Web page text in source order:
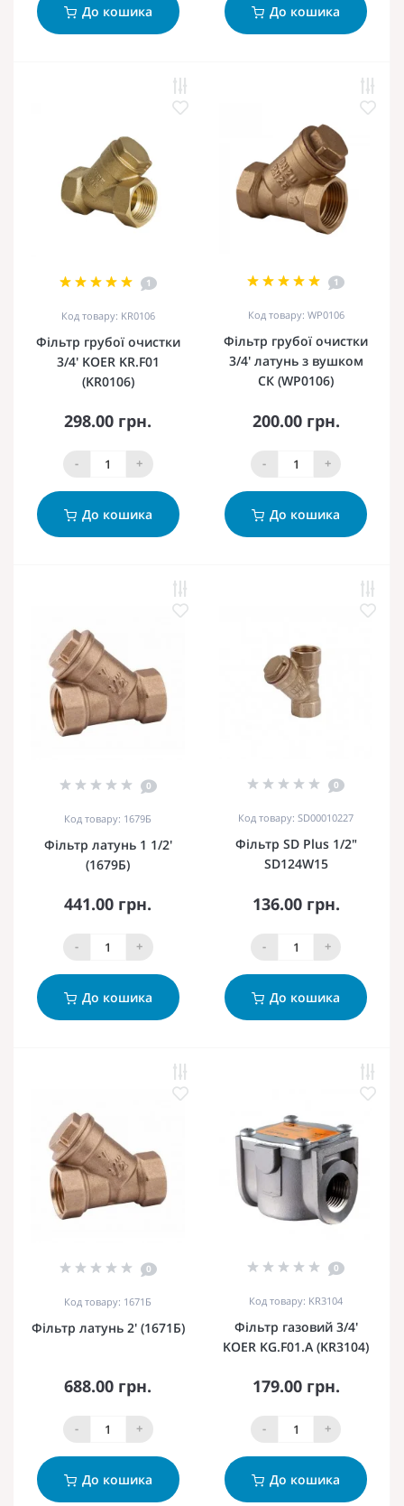
До кошика До кошика
1
Код товару: KR0106
Фільтр грубої очистки
3/4' KOER KR.F01
(KR0106)
298.00 грн.
- +
До кошика
1
Код товару: WP0106
Фільтр грубої очистки
3/4' латунь з вушком
СК (WP0106)
200.00 грн.
- +
До кошика
0
Код товару: 1679Б
Фільтр латунь 1 1/2'
(1679Б)
441.00 грн.
- +
До кошика
0
Код товару: SD00010227
Фільтр SD Plus 1/2"
SD124W15
136.00 грн.
- +
До кошика
0
Код товару: 1671Б
Фільтр латунь 2' (1671Б)
688.00 грн.
- +
До кошика
0
Код товару: KR3104
Фільтр газовий 3/4'
KOER KG.F01.A (KR3104)
179.00 грн.
- +
До кошика